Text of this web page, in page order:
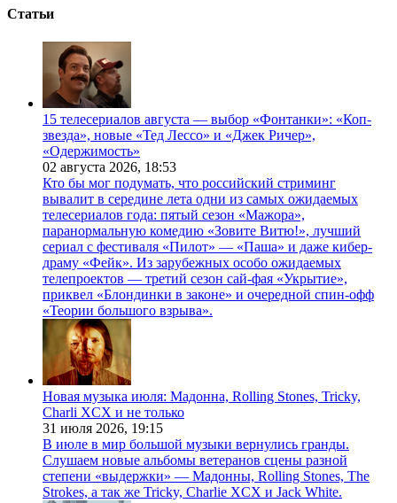
Статьи
15 телесериалов августа — выбор «Фонтанки»: «Коп-
звезда», новые «Тед Лессо» и «Джек Ричер»,
«Одержимость»
02 августа 2026, 18:53
Кто бы мог подумать, что российский стриминг
вывалит в середине лета одни из самых ожидаемых
телесериалов года: пятый сезон «Мажора»,
паранормальную комедию «Зовите Витю!», лучший
сериал с фестиваля «Пилот» — «Паша» и даже кибер-
драму «Фейк». Из зарубежных особо ожидаемых
телепроектов — третий сезон сай-фая «Укрытие»,
приквел «Блондинки в законе» и очередной спин-офф
«Теории большого взрыва».
Новая музыка июля: Мадонна, Rolling Stones, Tricky,
Charli XCX и не только
31 июля 2026, 19:15
В июле в мир большой музыки вернулись гранды.
Слушаем новые альбомы ветеранов сцены разной
степени «выдержки» — Мадонны, Rolling Stones, The
Strokes, а так же Tricky, Charlie XCX и Jack White.